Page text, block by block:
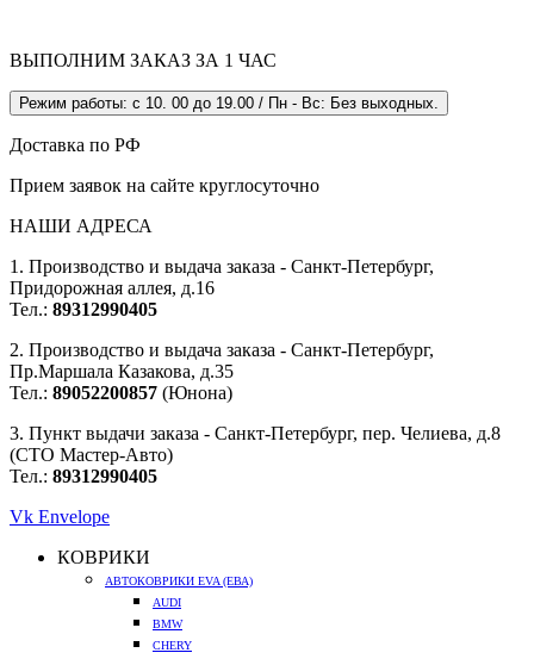
ВЫПОЛНИМ ЗАКАЗ ЗА 1 ЧАС
Режим работы: с 10. 00 до 19.00 / Пн - Вс: Без выходных.
Доставка по РФ
Прием заявок на сайте круглосуточно
НАШИ АДРЕСА
1. Производство и выдача заказа - Санкт-Петербург,
Придорожная аллея, д.16
Тел.: 89312990405
2. Производство и выдача заказа - Санкт-Петербург,
Пр.Маршала Казакова, д.35
Тел.: 89052200857 (Юнона)
3. Пункт выдачи заказа - Санкт-Петербург, пер. Челиева, д.8
(СТО Мастер-Авто)
Тел.: 89312990405
Vk Envelope
КОВРИКИ
АВТОКОВРИКИ EVA (ЕВА)
AUDI
BMW
CHERY